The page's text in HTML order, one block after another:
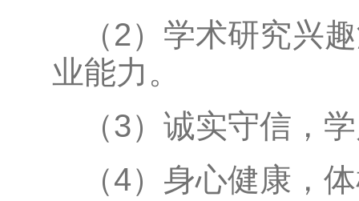
（2）学术研究兴
业能力。
（3）诚实守信，
（4）身心健康，